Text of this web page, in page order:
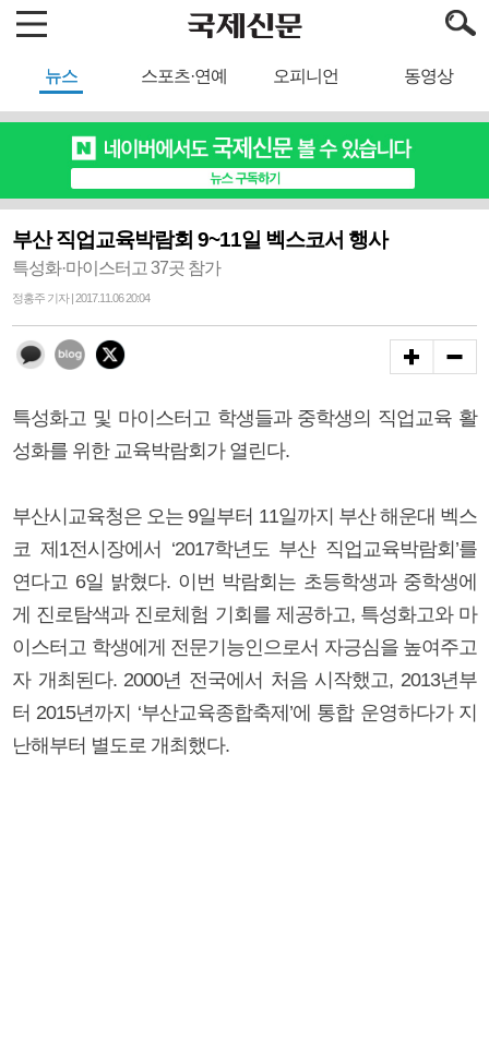
뉴스 스포츠·연예 오피니언 동영상
부산 직업교육박람회 9~11일 벡스코서 행사
특성화·마이스터고 37곳 참가
정홍주 기자 | 2017.11.06 20:04
특성화고 및 마이스터고 학생들과 중학생의 직업교육 활
성화를 위한 교육박람회가 열린다.
부산시교육청은 오는 9일부터 11일까지 부산 해운대 벡스
코 제1전시장에서 ‘2017학년도 부산 직업교육박람회’를
연다고 6일 밝혔다. 이번 박람회는 초등학생과 중학생에
게 진로탐색과 진로체험 기회를 제공하고, 특성화고와 마
이스터고 학생에게 전문기능인으로서 자긍심을 높여주고
자 개최된다. 2000년 전국에서 처음 시작했고, 2013년부
터 2015년까지 ‘부산교육종합축제’에 통합 운영하다가 지
난해부터 별도로 개최했다.